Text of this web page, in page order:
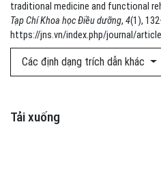
traditional medicine and functional
Tạp Chí Khoa học Điều dưỡng, 4(1),
https://jns.vn/index.php/journal/
Các định dạng trích dẫn khác
Tải xuống